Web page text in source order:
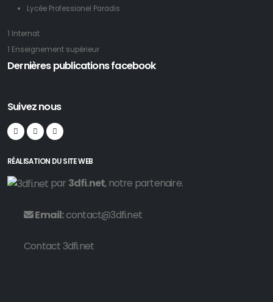
Lycée Professionel Paradis
1 Internat
1 Enseignement supérieur
Dernières publications facebook
Suivez nous
RÉALISATION DU SITE WEB
par 3dfi.net, notre partenaire.
Email:contact@3dfi.net
Contact 3dfi.net